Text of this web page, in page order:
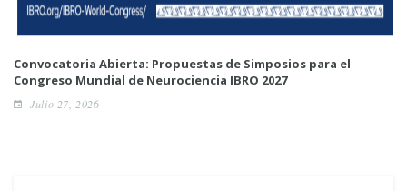
Convocatoria Abierta: Propuestas de Simposios para el
Congreso Mundial de Neurociencia IBRO 2027
Julio 27, 2026